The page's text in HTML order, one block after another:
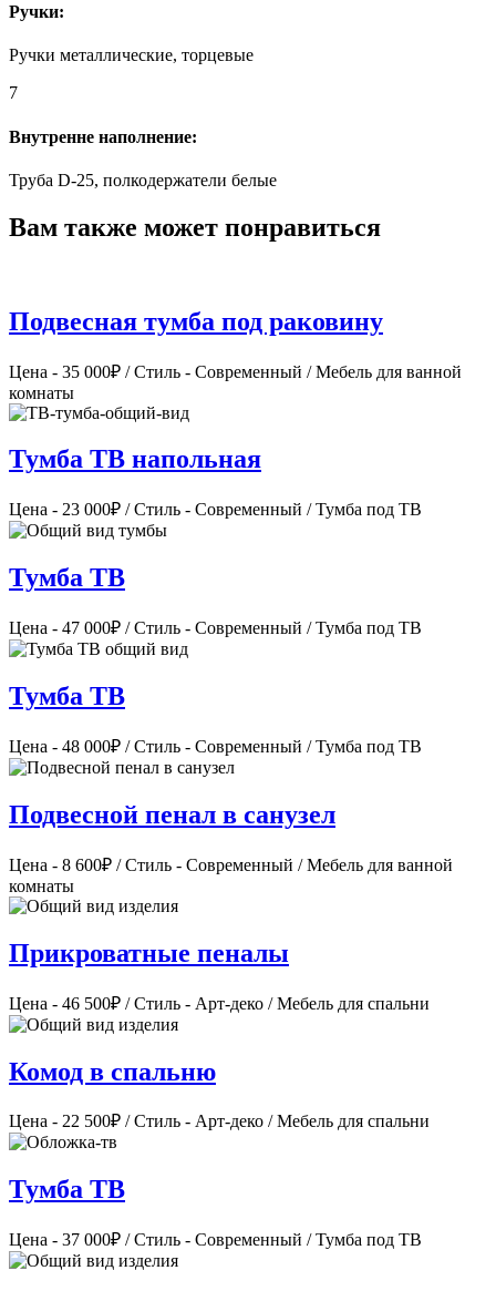
Ручки:
Ручки металлические, торцевые
7
Внутренне наполнение:
Труба D-25, полкодержатели белые
Вам также может понравиться
Подвесная тумба под раковину
Цена - 35 000₽ / Стиль - Современный / Мебель для ванной
комнаты
Тумба ТВ напольная
Цена - 23 000₽ / Стиль - Современный / Тумба под ТВ
Тумба ТВ
Цена - 47 000₽ / Стиль - Современный / Тумба под ТВ
Тумба ТВ
Цена - 48 000₽ / Стиль - Современный / Тумба под ТВ
Подвесной пенал в санузел
Цена - 8 600₽ / Стиль - Современный / Мебель для ванной
комнаты
Прикроватные пеналы
Цена - 46 500₽ / Стиль - Арт-деко / Мебель для спальни
Комод в спальню
Цена - 22 500₽ / Стиль - Арт-деко / Мебель для спальни
Тумба ТВ
Цена - 37 000₽ / Стиль - Современный / Тумба под ТВ